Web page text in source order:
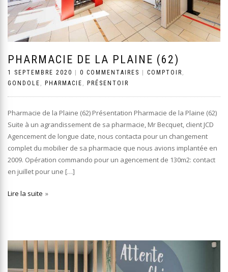
PHARMACIE DE LA PLAINE (62)
1 SEPTEMBRE 2020 0 COMMENTAIRES COMPTOIR ,
GONDOLE , PHARMACIE , PRÉSENTOIR
Pharmacie de la Plaine (62) Présentation Pharmacie de la Plaine (62)
Suite à un agrandissement de sa pharmacie, Mr Becquet, client JCD
Agencement de longue date, nous contacta pour un changement
complet du mobilier de sa pharmacie que nous avions implantée en
2009. Opération commando pour un agencement de 130m2: contact
en juillet pour une […]
Lire la suite